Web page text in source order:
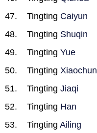
Tingting Caiyun
Tingting Shuqin
Tingting Yue
Tingting Xiaochun
Tingting Jiaqi
Tingting Han
Tingting Ailing